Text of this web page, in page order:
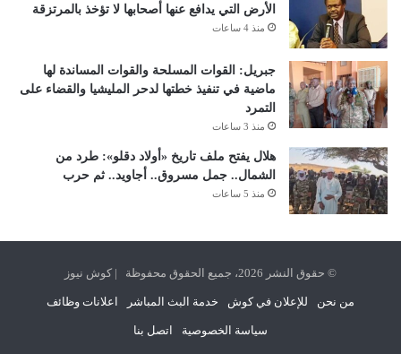
الأرض التي يدافع عنها أصحابها لا تؤخذ بالمرتزقة
منذ 4 ساعات
جبريل: القوات المسلحة والقوات المساندة لها
ماضية في تنفيذ خطتها لدحر المليشيا والقضاء على
التمرد
منذ 3 ساعات
هلال يفتح ملف تاريخ «أولاد دقلو»: طرد من
الشمال.. جمل مسروق.. أجاويد.. ثم حرب
منذ 5 ساعات
© حقوق النشر 2026، جميع الحقوق محفوظة | كوش نيوز
من نحن للإعلان في كوش خدمة البث المباشر اعلانات وظائف
سياسة الخصوصية اتصل بنا